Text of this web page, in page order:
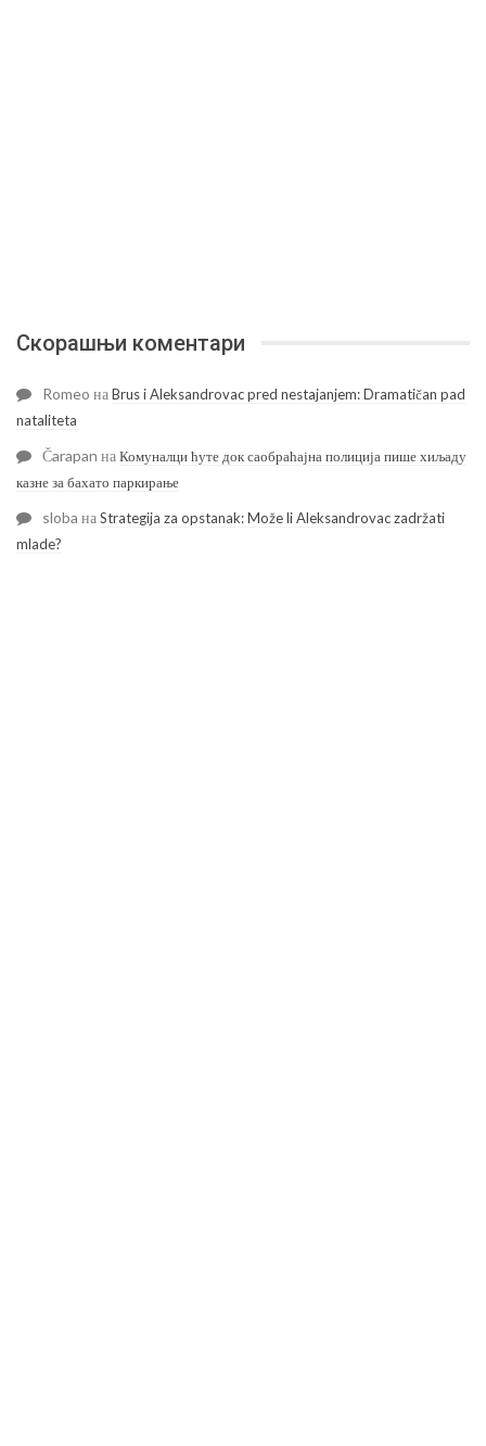
Скорашњи коментари
Romeo наBrus i Aleksandrovac pred nestajanjem: Dramatičan pad
nataliteta
Čarapan наКомуналци ћуте док саобраћајна полиција пише хиљаду
казне за бахато паркирање
sloba наStrategija za opstanak: Može li Aleksandrovac zadržati
mlade?